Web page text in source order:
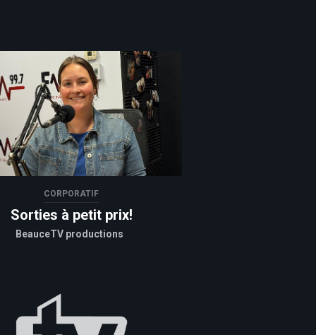
CORPORATIF
Sorties à petit prix!
BeauceTV productions